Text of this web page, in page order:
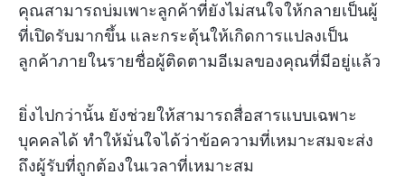
คุณสามารถบ่มเพาะลูกค้าที่ยังไม่สนใจให้กลายเป็นผู้
ที่เปิดรับมากขึ้น และกระตุ้นให้เกิดการแปลงเป็น
ลูกค้าภายในรายชื่อผู้ติดตามอีเมลของคุณที่มีอยู่แล้ว
ยิ่งไปกว่านั้น ยังช่วยให้สามารถสื่อสารแบบเฉพาะ
บุคคลได้ ทำให้มั่นใจได้ว่าข้อความที่เหมาะสมจะส่ง
ถึงผู้รับที่ถูกต้องในเวลาที่เหมาะสม